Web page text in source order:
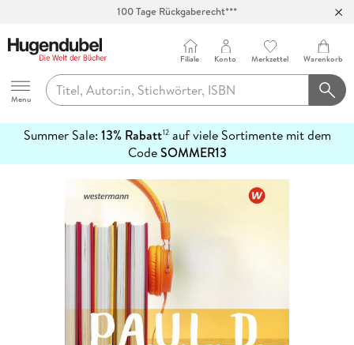
100 Tage Rückgaberecht***
Hugendubel
Menu
Filiale Konto Merkzettel Warenkorb
Summer Sale: 13% Rabatt12auf viele Sortimente mit dem
CodeSOMMER13
erfahren